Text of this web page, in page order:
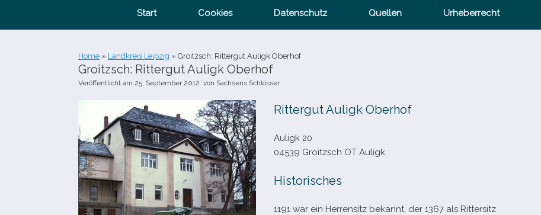
Start Cookies Datenschutz Quellen Urheberrecht
Home » Landkreis Leipzig » Groitzsch: Rittergut Auligk Oberhof
Groitzsch: Rittergut Auligk Oberhof
Veröffentlicht am 25. September 2012 von Sachsens Schlösser
Rittergut Auligk Oberhof
Auligk 20
04539 Groitzsch OT Auligk
Historisches
1191 war ein Herrensitz bekannt, der 1367 als Rittersitz